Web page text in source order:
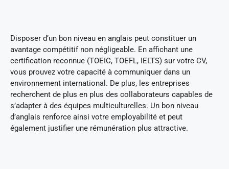
Disposer d’un bon niveau en anglais peut constituer un
avantage compétitif non négligeable. En affichant une
certification reconnue (TOEIC, TOEFL, IELTS) sur votre CV,
vous prouvez votre capacité à communiquer dans un
environnement international. De plus, les entreprises
recherchent de plus en plus des collaborateurs capables de
s’adapter à des équipes multiculturelles. Un bon niveau
d’anglais renforce ainsi votre employabilité et peut
également justifier une rémunération plus attractive.